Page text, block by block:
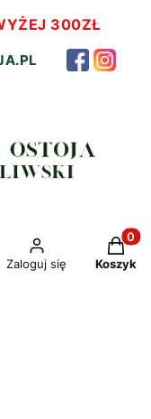
300ZŁ
wyszukiwarkę
Zaloguj się Koszyk